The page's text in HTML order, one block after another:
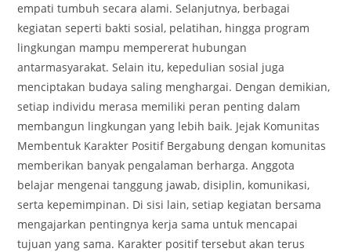
empati tumbuh secara alami. Selanjutnya, berbagai
kegiatan seperti bakti sosial, pelatihan, hingga program
lingkungan mampu mempererat hubungan
antarmasyarakat. Selain itu, kepedulian sosial juga
menciptakan budaya saling menghargai. Dengan demikian,
setiap individu merasa memiliki peran penting dalam
membangun lingkungan yang lebih baik. Jejak Komunitas
Membentuk Karakter Positif Bergabung dengan komunitas
memberikan banyak pengalaman berharga. Anggota
belajar mengenai tanggung jawab, disiplin, komunikasi,
serta kepemimpinan. Di sisi lain, setiap kegiatan bersama
mengajarkan pentingnya kerja sama untuk mencapai
tujuan yang sama. Karakter positif tersebut akan terus